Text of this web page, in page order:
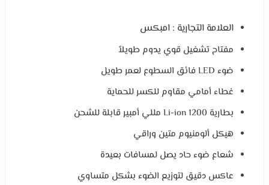
العلامة التجارية : امبكس
مفتاح تشغيل قوي يدوم طويلاً
ضوء LED فائق السطوع لعمر طويل
غطاء أمامي مقاوم للكسر للحماية
بطارية Li-ion 1200 مللي أمبير قابلة للشحن
هيكل ألومنيوم متين وراقي
شعاع ضوء حاد يصل لمسافات بعيدة
عاكس دقيق لتوزيع الضوء بشكل متساوي